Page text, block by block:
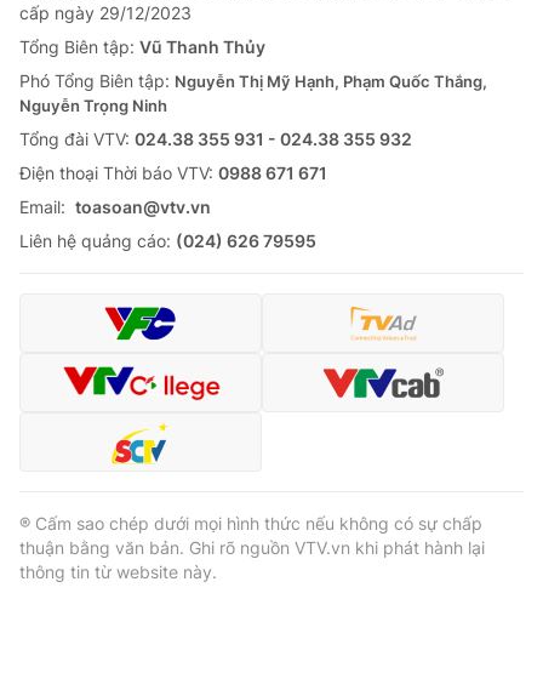
cấp ngày 29/12/2023
Tổng Biên tập: Vũ Thanh Thủy
Phó Tổng Biên tập: Nguyễn Thị Mỹ Hạnh, Phạm Quốc Thắng,
Nguyễn Trọng Ninh
Tổng đài VTV: 024.38 355 931 - 024.38 355 932
Ðiện thoại Thời báo VTV: 0988 671 671
Email: toasoan@vtv.vn
Liên hệ quảng cáo: (024) 626 79595
® Cấm sao chép dưới mọi hình thức nếu không có sự chấp
thuận bằng văn bản. Ghi rõ nguồn VTV.vn khi phát hành lại
thông tin từ website này.